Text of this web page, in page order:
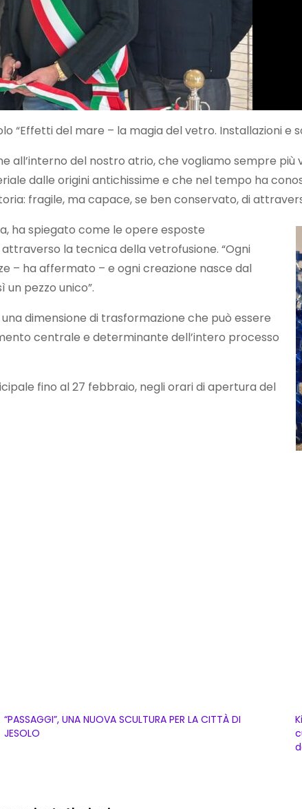
del mare – la magia del vetro. Installazioni e
all’interno del nostro atrio, che vogliamo sempre
dalle origini antichissime e che nel tempo ha
fragile, ma capace, se ben conservato, di
ha spiegato come le opere esposte
la tecnica della vetrofusione. “Ogni
– ha affermato – e ogni creazione nasce dal
pezzo unico”.
dimensione di trasformazione che può essere
centrale e determinante dell’intero processo
fino al 27 febbraio, negli orari di apertura del
“PASSAGGI”, UNA NUOVA SCULTURA PER LA CITTÀ DI
JESOLO